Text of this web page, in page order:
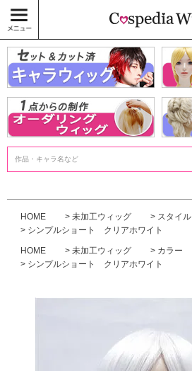
〜
商品タグ
キャラウィッグ
未加工ウィッグ
ベースウィッグ
衣装
SALE中
HOME 未加工ウィッグ スタイル
シンプルショート クリアホワイト
HOME 未加工ウィッグ カラー
シンプルショート クリアホワイト